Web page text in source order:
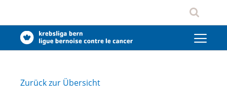
Zurück zur Übersicht